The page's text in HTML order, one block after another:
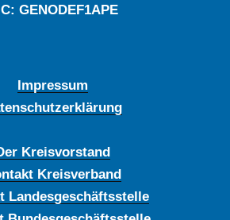
GENODEF1APE
Impressum
Kreisvorstand
Kreisverband
Landesgeschäftsstelle